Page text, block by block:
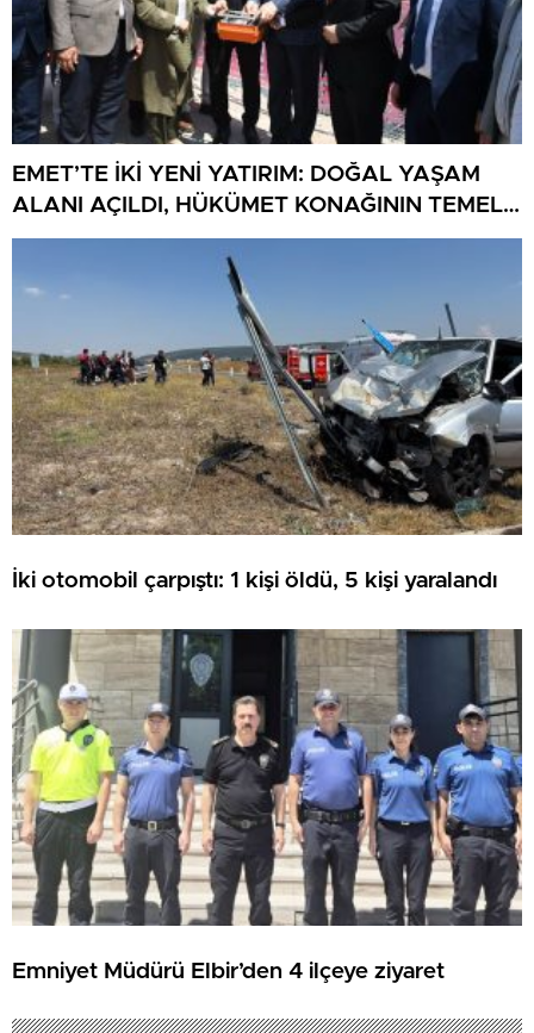
EMET’TE İKİ YENİ YATIRIM: DOĞAL YAŞAM
ALANI AÇILDI, HÜKÜMET KONAĞININ TEMELİ
ATILDI
İki otomobil çarpıştı: 1 kişi öldü, 5 kişi yaralandı
Emniyet Müdürü Elbir’den 4 ilçeye ziyaret